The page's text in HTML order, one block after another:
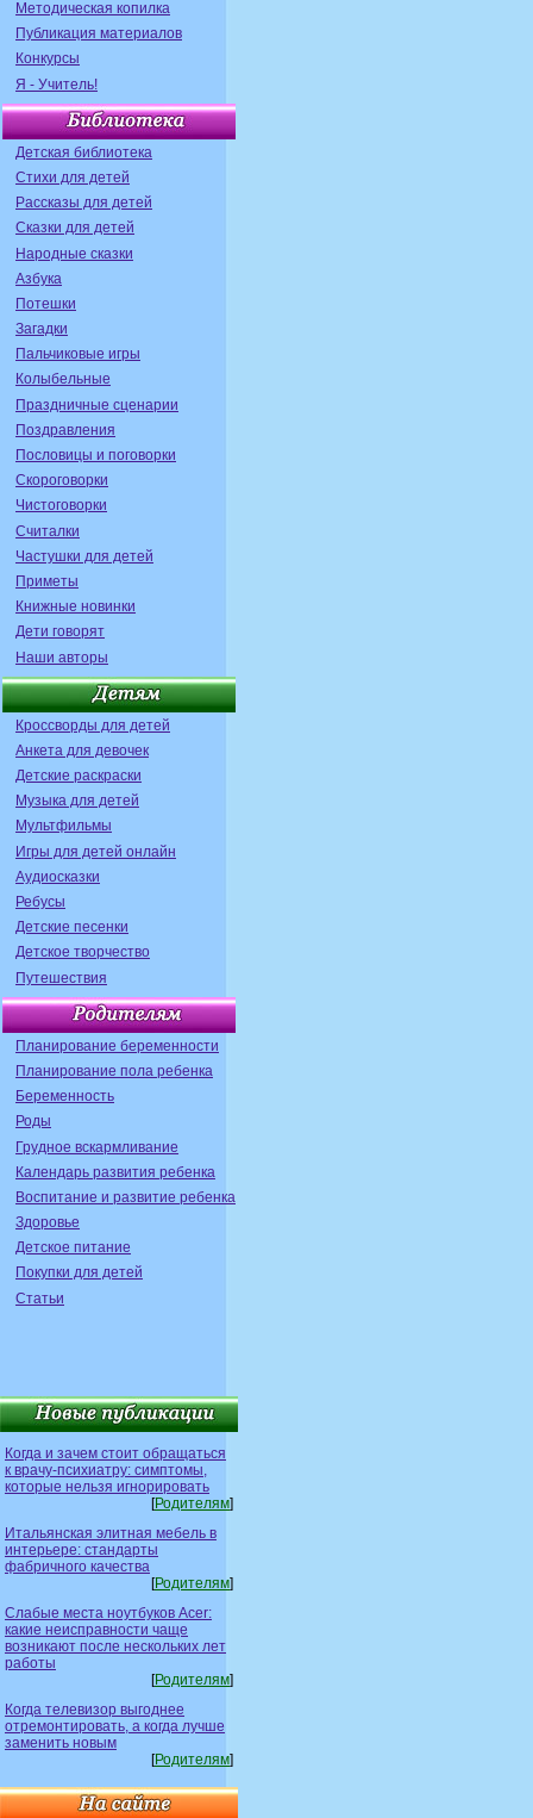
Методическая копилка
Публикация материалов
Конкурсы
Я - Учитель!
Детская библиотека
Стихи для детей
Рассказы для детей
Сказки для детей
Народные сказки
Азбука
Потешки
Загадки
Пальчиковые игры
Колыбельные
Праздничные сценарии
Поздравления
Пословицы и поговорки
Скороговорки
Чистоговорки
Считалки
Частушки для детей
Приметы
Книжные новинки
Дети говорят
Наши авторы
Кроссворды для детей
Анкета для девочек
Детские раскраски
Музыка для детей
Мультфильмы
Игры для детей онлайн
Аудиосказки
Ребусы
Детские песенки
Детское творчество
Путешествия
Планирование беременности
Планирование пола ребенка
Беременность
Роды
Грудное вскармливание
Календарь развития ребенка
Воспитание и развитие ребенка
Здоровье
Детское питание
Покупки для детей
Статьи
Когда и зачем стоит обращаться
к врачу-психиатру: симптомы,
которые нельзя игнорировать
[Родителям]
Итальянская элитная мебель в
интерьере: стандарты
фабричного качества
[Родителям]
Слабые места ноутбуков Acer:
какие неисправности чаще
возникают после нескольких лет
работы
[Родителям]
Когда телевизор выгоднее
отремонтировать, а когда лучше
заменить новым
[Родителям]